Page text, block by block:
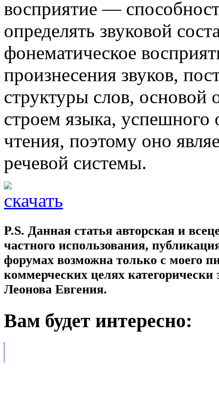
восприятие —
определять звуковой
фонематическое
произнесения звуков,
структуры слов, основой
строем языка, успешного
чтения, поэтому оно
речевой системы.
P.S. Данная статья авторская и
частного использования,
форумах возможна только с моего
коммерческих целях
Леонова Евгения.
Вам будет интересно: